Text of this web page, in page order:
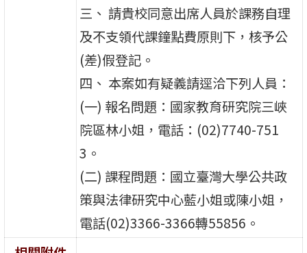
三、 請貴校同意出席人員於課務自理
及不支領代課鐘點費原則下，核予公
(差)假登記。
四、 本案如有疑義請逕洽下列人員：
(一) 報名問題：國家教育研究院三峽
院區林小姐，電話：(02)7740-751
3。
(二) 課程問題：國立臺灣大學公共政
策與法律研究中心藍小姐或陳小姐，
電話(02)3366-3366轉55856。